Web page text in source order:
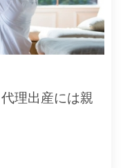
理出産には親